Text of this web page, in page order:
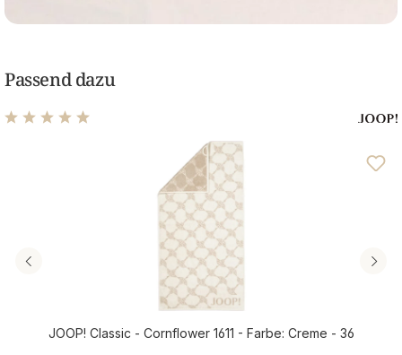
Passend dazu
Durchschnittliche Bewertung von 4.94 von 5 Sternen
JOOP! Classic - Cornflower 1611 - Farbe: Creme - 36